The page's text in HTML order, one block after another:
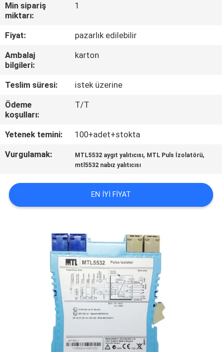
KONTROL
BIZE
ULAŞIN
HABERLER
TEKLIF
ISTEĞI
HARITASI
POLITIKASI
Min sipariş
miktarı:
1
Fiyat:
pazarlık edilebilir
Ambalaj
bilgileri:
karton
Teslim süresi:
istek üzerine
Ödeme
koşulları:
T/T
Yetenek temini:
100+adet+stokta
Vurgulamak:
MTL5532 aygıt yalıtıcısı, MTL Puls İzolatörü,
mtl5532 nabız yalıtıcısı
EN IYI FIYAT